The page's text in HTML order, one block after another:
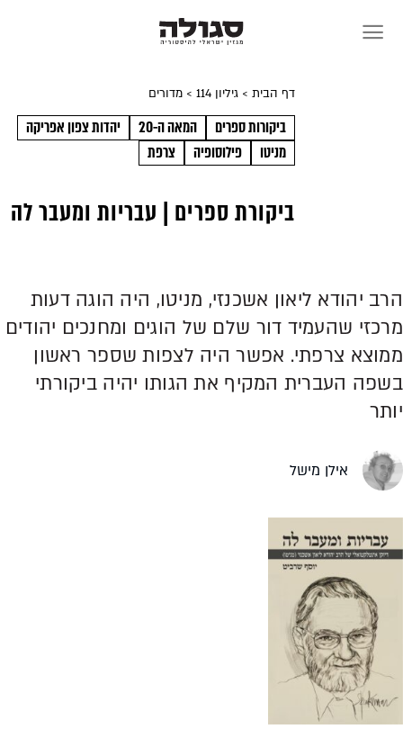
דף הבית > גיליון 114 > מדורים
ביקורות ספרים המאה ה-20
יהדות צפון אפריקה
מניטו
פילוסופיה צרפת
ביקורת ספרים | עבריות ומעבר לה
הרב יהודא ליאון אשכנזי, מניטו, היה הוגה דעות
מרכזי שהעמיד דור שלם של הוגים ומחנכים יהודים
ממוצא צרפתי. אפשר היה לצפות שספר ראשון
בשפה העברית המקיף את הגותו יהיה ביקורתי
יותר
אילן מישל